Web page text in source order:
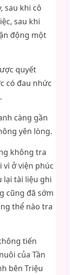
sau khi cô
sau khi
động một
quyết
có đau nhức
càng gần
yên lòng.
không tra
ở viện phúc
lại tài liệu ghi
cũng đã sớm
thể nào tra
tiến
của Tần
bên Triệu